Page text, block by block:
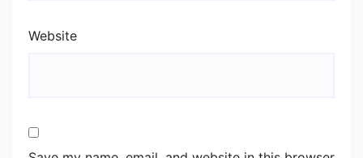
Website